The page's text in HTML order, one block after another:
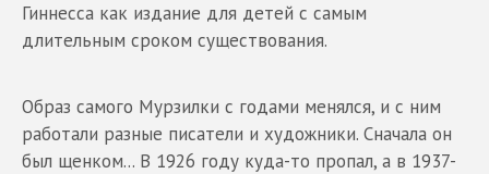
Гиннесса как издание для детей с самым
длительным сроком существования.
Образ самого Мурзилки с годами менялся, и с ним
работали разные писатели и художники. Сначала он
был щенком... В 1926 году куда-то пропал, а в 1937-